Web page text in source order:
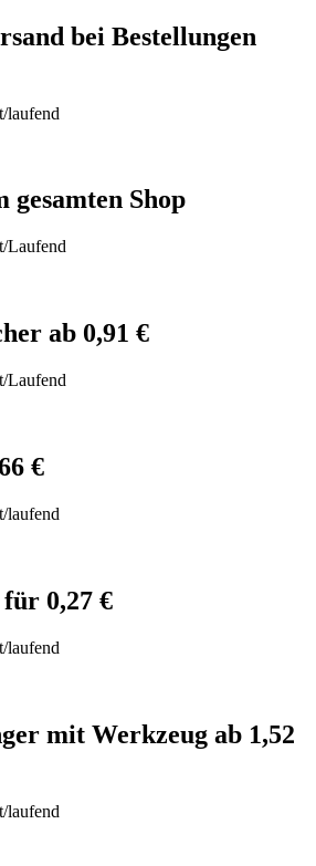
bei Bestellungen
laufend
gesamten Shop
Laufend
ab 0,91 €
Laufend
€
laufend
0,27 €
laufend
mit Werkzeug ab 1,52
laufend